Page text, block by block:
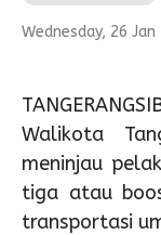
Wednesday, 26 Jan
Walikota
meninjau
tiga atau
transportasi